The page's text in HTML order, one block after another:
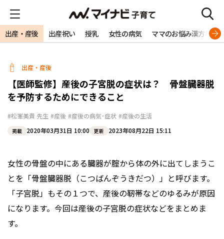
出産・産後 出産祝い 授乳 女性の病気 ママのお悩み漢方相談
出産・産後
【医師監修】産後の子宮脱の症状は？ 骨盤臓器脱
を予防するためにできること
#松峯美貴 先生 #産後 #産後の病気･症状 #産後の生活
掲載 2020年03月31日 10:00 更新 2023年08月22日 15:11
女性の骨盤の中にある臓器が腟から体の外に出てしまうこ
とを「骨盤臓器脱（こつばんぞうきだつ）」と呼びます。
「子宮脱」もその１つで、産後の靭帯などのゆるみが原因
になります。今回は産後の子宮脱の症状などをまとめま
す。